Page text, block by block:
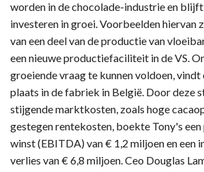
worden in de chocolade-industrie en
investeren in groei. Voorbeelden hiervan
van een deel van de productie van
een nieuwe productiefaciliteit in de VS.
groeiende vraag te kunnen voldoen,
plaats in de fabriek in België. Door deze
stijgende marktkosten, zoals hoge
gestegen rentekosten, boekte Tony's
winst (EBITDA) van € 1,2 miljoen en een
verlies van € 6,8 miljoen. Ceo Douglas